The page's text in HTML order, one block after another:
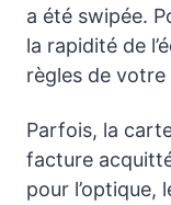
a été swipée.
la rapidité de
règles de
Parfois, la
facture
pour l’optique,